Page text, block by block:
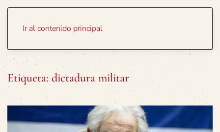
Ir al contenido principal
Etiqueta: dictadura militar